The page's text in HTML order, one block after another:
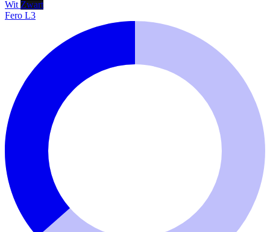
Wit Zwart
Fero L3